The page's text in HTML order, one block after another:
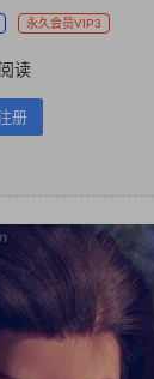
永久会员VIP3
读
册